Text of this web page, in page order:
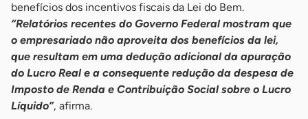
benefícios dos incentivos fiscais da Lei do Bem.
“Relatórios recentes do Governo Federal mostram que
o empresariado não aproveita dos benefícios da lei,
que resultam em uma dedução adicional da apuração
do Lucro Real e a consequente redução da despesa de
Imposto de Renda e Contribuição Social sobre o Lucro
Líquido”, afirma.